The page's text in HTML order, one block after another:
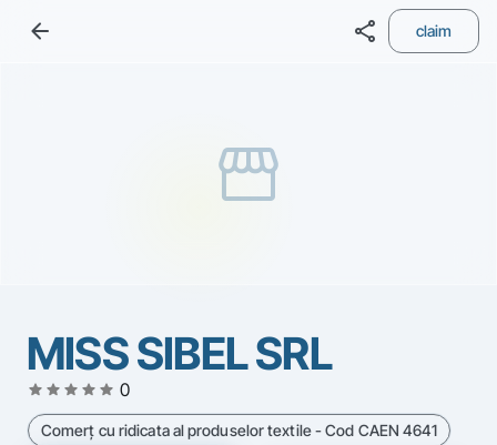
arrow_back share claim
storefront
MISS SIBEL SRL
star star star star star 0
Comerţ cu ridicata al produselor textile - Cod CAEN 4641